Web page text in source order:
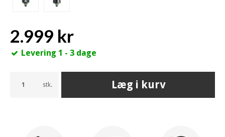
2.999 kr
Levering 1 - 3 dage
stk. Læg i kurv